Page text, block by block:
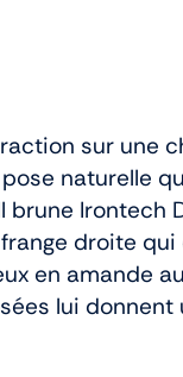
sur une
naturelle
Irontech
droite
en amande
lui donnent